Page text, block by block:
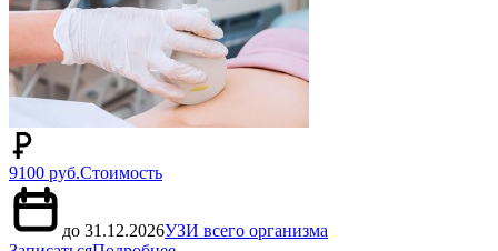
9100 руб.Стоимость
до 31.12.2026УЗИ всего организма